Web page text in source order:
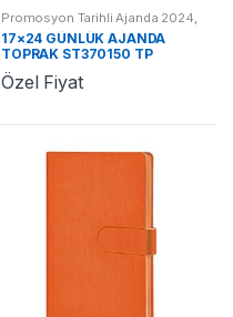
Promosyon Tarihli Ajanda 2024
Promosyon 2024 Ajandalar
17×24 GÜNLÜK AJANDA
TOPRAK ST370150 TP
Özel Fiyat